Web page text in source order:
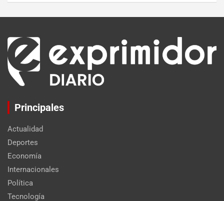
Principales
Actualidad
Deportes
Economía
Internacionales
Política
Tecnología